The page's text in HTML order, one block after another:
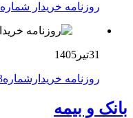
روزنامه خریدار شماره 2194
31تیر1405
روزنامه خریدارشماره2193
بانک و بیمه